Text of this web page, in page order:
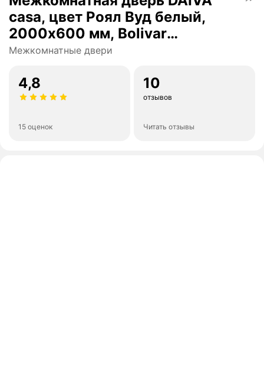
casa, цвет Роял Вуд белый,
2000х600 мм, Bolivar
(комплект: полотно, коробка,
Межкомнатные двери
4,8
15 оценок
10
отзывов
Читать отзывы